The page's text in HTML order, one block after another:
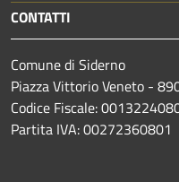
CONTATTI
Comune di Siderno
Piazza Vittorio Veneto -
Codice Fiscale:
Partita IVA: 00272360801